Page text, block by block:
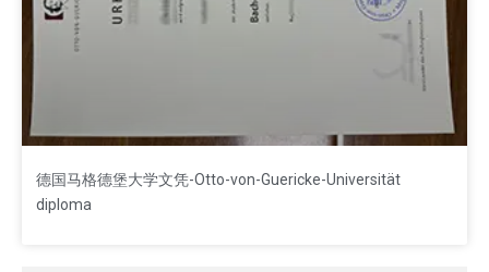
德国马格德堡大学文凭-Otto-von-Guericke-Universität
diploma